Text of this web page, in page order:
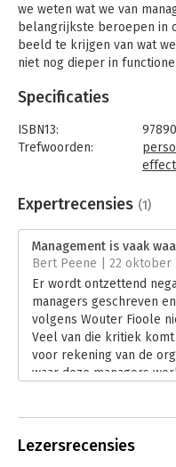
we weten wat we van
belangrijkste beroepen in
beeld te krijgen van wat
niet nog dieper in
In dit boek beschrijft
staande kunt houden
bijdragen aan een
effectief kunt worden
aan directies, die vaak
eigenlijk van hun managers
Het helpt om van
die juist veel waarde
- Een boek dat de
aanzwengelt
- Dat handvatten geeft om
wat willen we nou van
- Met als doel de
binnen organisaties te
Specificaties
ISBN13:
Trefwoorden:
Taal:
Aantal pagina's:
160
Uitgever:
Van
Druk:
1
Verschijningsdatum:
17-9-
Hoofdrubriek:
Expertrecensies (1)
Management is vaak
Bert Peene | 22 oktober
Er wordt ontzettend
managers geschreven
volgens Wouter Fioole
Veel van die kritiek
voor rekening van de
waar deze managers
(‘Op zoek naar de
Lezersrecensies